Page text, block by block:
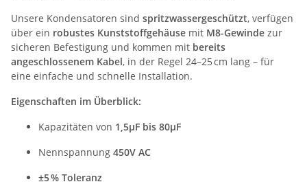
Unsere Kondensatoren sind spritzwassergeschützt, verfügen
über ein robustes Kunststoffgehäuse mit M8-Gewinde zur
sicheren Befestigung und kommen mit bereits
angeschlossenem Kabel, in der Regel 24–25 cm lang – für
eine einfache und schnelle Installation.
Eigenschaften im Überblick:
Kapazitäten von 1,5µF bis 80µF
Nennspannung 450V AC
±5 % Toleranz